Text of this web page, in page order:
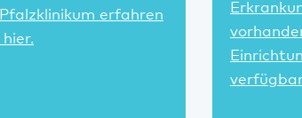
erfahren
hier.